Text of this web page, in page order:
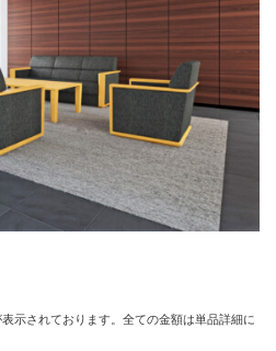
示されております。全ての金額は単品詳細に